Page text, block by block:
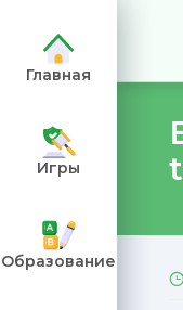
Главная
Игры
Образование